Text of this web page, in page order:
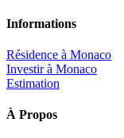
Informations
Résidence à Monaco
Investir à Monaco
Estimation
À Propos